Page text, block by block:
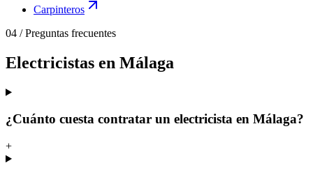
Carpinteros
04 /Preguntas frecuentes
Electricistas en Málaga
¿Cuánto cuesta contratar un electricista en Málaga?
+